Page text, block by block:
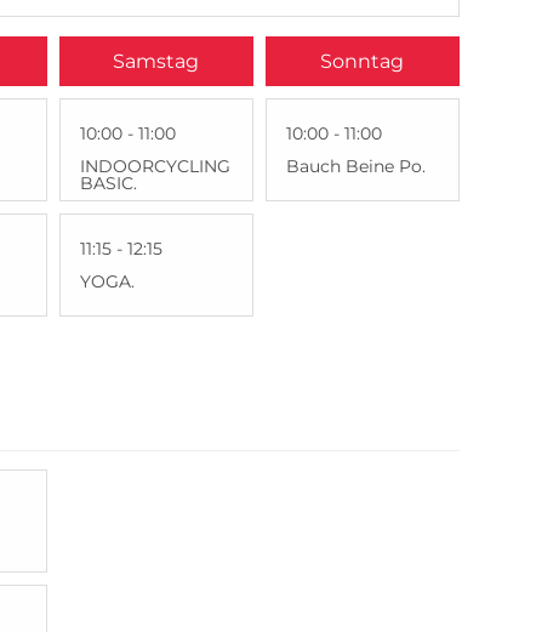
Samstag
10:00 - 11:00
INDOORCYCLING
BASIC.
11:15 - 12:15
YOGA.
Sonntag
10:00 - 11:00
Bauch Beine Po.